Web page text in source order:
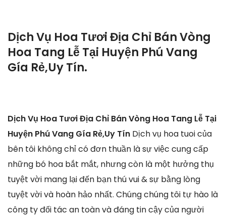
Dịch Vụ Hoa Tươi Địa Chỉ Bán Vòng
Hoa Tang Lễ Tại Huyện Phú Vang
Gía Rẻ,Uy Tín.
Dịch Vụ Hoa Tươi Địa Chỉ Bán Vòng Hoa Tang Lễ Tại
Huyện Phú Vang Gía Rẻ,Uy Tín Dịch vụ hoa tuoi của
bên tôi không chỉ có đơn thuần là sự việc cung cấp
những bó hoa bắt mắt, nhưng còn là một hưởng thụ
tuyệt vời mang lại đến bạn thú vui & sự bằng lòng
tuyệt vời và hoàn hảo nhất. Chúng chúng tôi tự hào là
công ty đối tác an toàn và đáng tin cậy của người